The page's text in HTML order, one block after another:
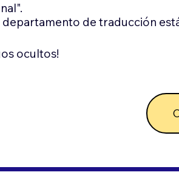
de traducción
ocultos!